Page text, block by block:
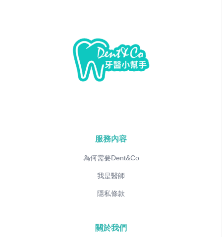
服務內容
為何需要Dent&Co
我是醫師
隱私條款
關於我們